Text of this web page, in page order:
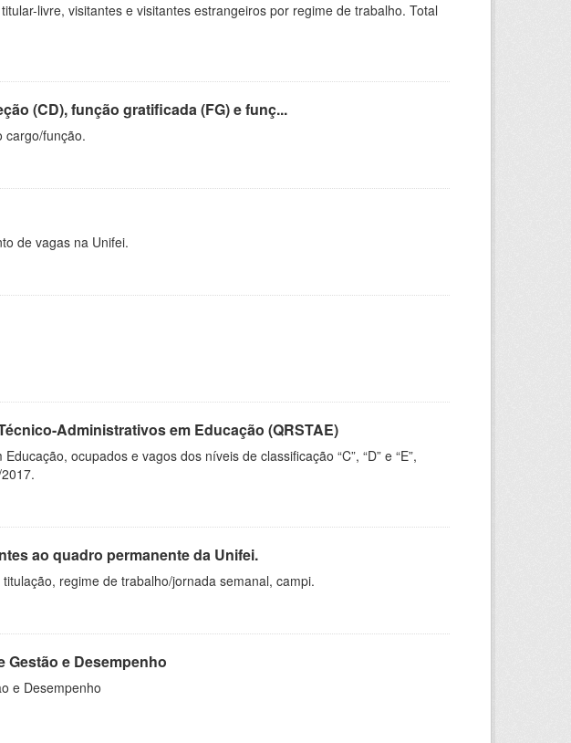
livre, visitantes e visitantes estrangeiros por regime de trabalho. Total
(CD), função gratificada (FG) e funç...
cargo/função.
de vagas na Unifei.
Administrativos em Educação (QRSTAE)
ocupados e vagos dos níveis de classificação “C”, “D” e “E”,
ao quadro permanente da Unifei.
regime de trabalho/jornada semanal, campi.
Gestão e Desempenho
e Desempenho